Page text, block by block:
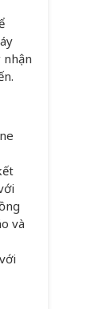
nhận
và